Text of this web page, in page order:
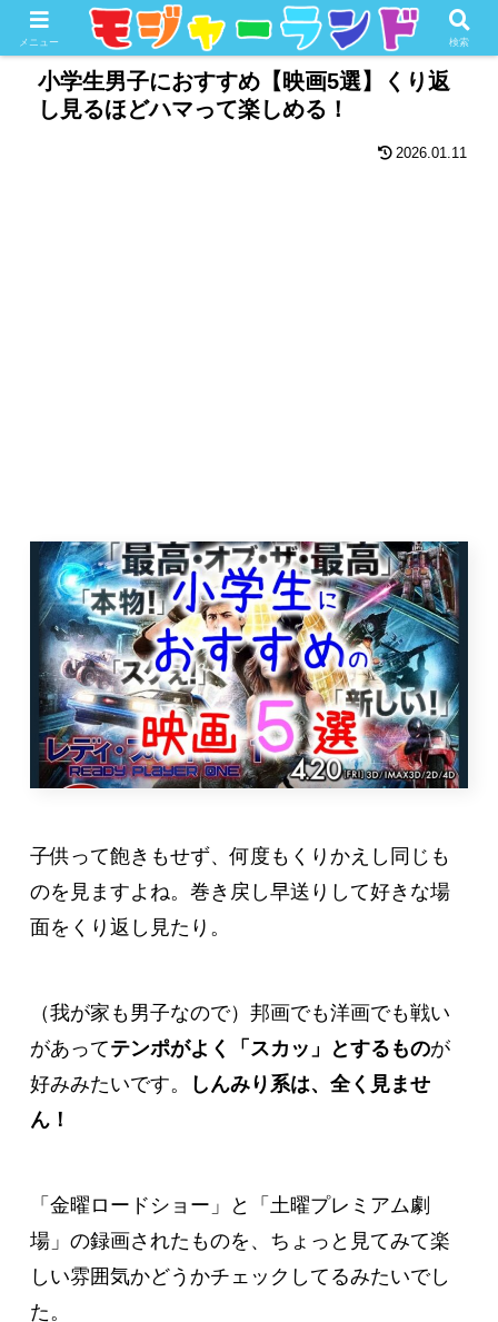
ホーム 子育て 小学生
小学生男子におすすめ【映画5選】くり返
し見るほどハマって楽しめる！
2026.01.11
子供って飽きもせず、何度もくりかえし同じも
のを見ますよね。巻き戻し早送りして好きな場
面をくり返し見たり。
（我が家も男子なので）邦画でも洋画でも戦い
があってテンポがよく「スカッ」とするものが
好みみたいです。
しんみり系は、全く見ませ
ん！
「金曜ロードショー」と「土曜プレミアム劇
場」の録画されたものを、ちょっと見てみて楽
しい雰囲気かどうかチェックしてるみたいでし
た。
メニュー 検索